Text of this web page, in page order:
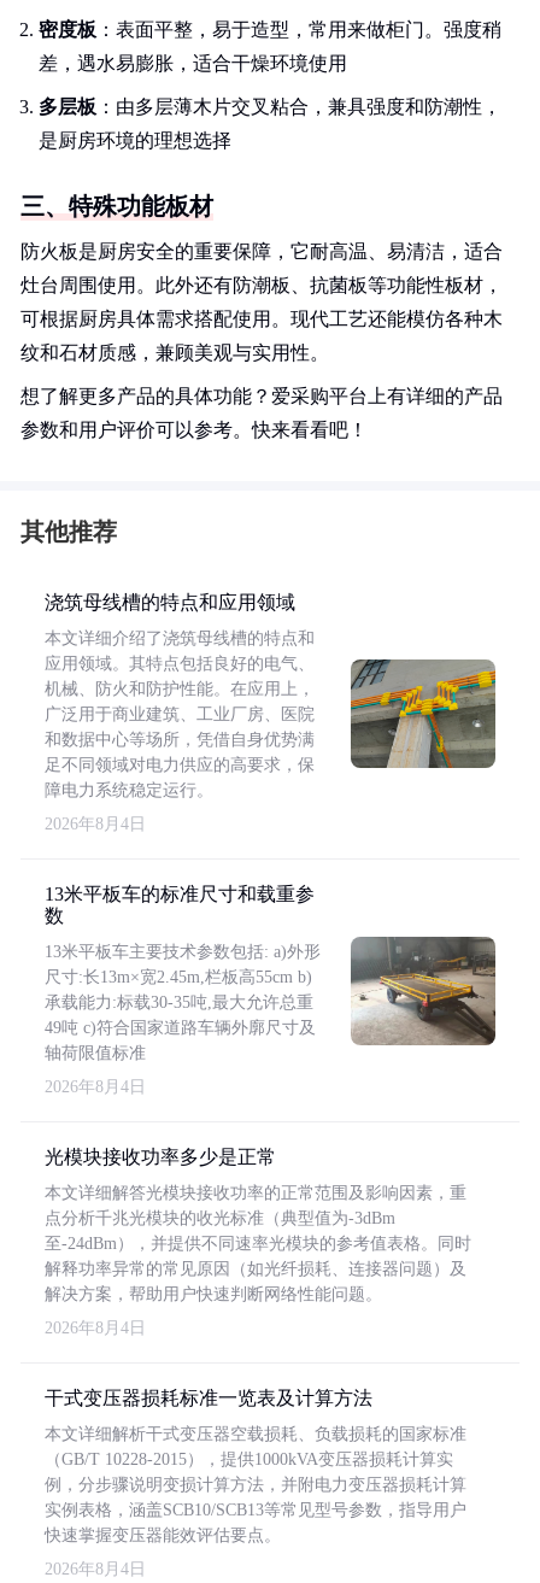
密度板 ：表面平整，易于造型，常用来做柜门。强度稍
差，遇水易膨胀，适合干燥环境使用
多层板 ：由多层薄木片交叉粘合，兼具强度和防潮性，
是厨房环境的理想选择
三、特殊功能板材
防火板是厨房安全的重要保障，它耐高温、易清洁，适合
灶台周围使用。此外还有防潮板、抗菌板等功能性板材，
可根据厨房具体需求搭配使用。现代工艺还能模仿各种木
纹和石材质感，兼顾美观与实用性。
想了解更多产品的具体功能？爱采购平台上有详细的产品
参数和用户评价可以参考。快来看看吧！
其他推荐
浇筑母线槽的特点和应用领域
本文详细介绍了浇筑母线槽的特点和
应用领域。其特点包括良好的电气、
机械、防火和防护性能。在应用上，
广泛用于商业建筑、工业厂房、医院
和数据中心等场所，凭借自身优势满
足不同领域对电力供应的高要求，保
障电力系统稳定运行。
2026年8月4日
13米平板车的标准尺寸和载重参
数
13米平板车主要技术参数包括: a)外形
尺寸:长13m×宽2.45m,栏板高55cm b)
承载能力:标载30-35吨,最大允许总重
49吨 c)符合国家道路车辆外廓尺寸及
轴荷限值标准
2026年8月4日
光模块接收功率多少是正常
本文详细解答光模块接收功率的正常范围及影响因素，重
点分析千兆光模块的收光标准（典型值为-3dBm
至-24dBm），并提供不同速率光模块的参考值表格。同时
解释功率异常的常见原因（如光纤损耗、连接器问题）及
解决方案，帮助用户快速判断网络性能问题。
2026年8月4日
干式变压器损耗标准一览表及计算方法
本文详细解析干式变压器空载损耗、负载损耗的国家标准
（GB/T 10228-2015），提供1000kVA变压器损耗计算实
例，分步骤说明变损计算方法，并附电力变压器损耗计算
实例表格，涵盖SCB10/SCB13等常见型号参数，指导用户
快速掌握变压器能效评估要点。
2026年8月4日